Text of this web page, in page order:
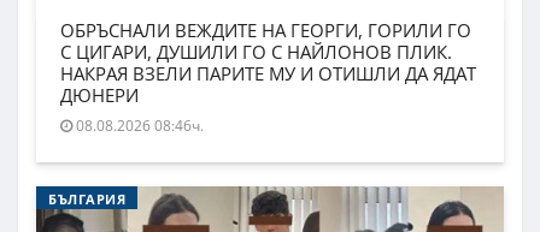
ОБРЪСНАЛИ ВЕЖДИТЕ НА ГЕОРГИ, ГОРИЛИ ГО
С ЦИГАРИ, ДУШИЛИ ГО С НАЙЛОНОВ ПЛИК.
НАКРАЯ ВЗЕЛИ ПАРИТЕ МУ И ОТИШЛИ ДА ЯДАТ
ДЮНЕРИ
08.08.2026 08:46ч.
БЪЛГАРИЯ